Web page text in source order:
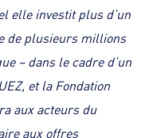
elle investit plus d’un
de plusieurs millions
– dans le cadre d’un
et la Fondation
aux acteurs du
aux offres